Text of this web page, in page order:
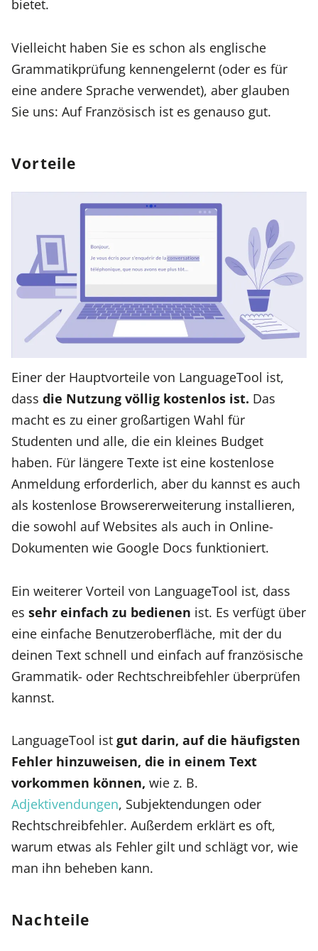
bietet.
Vielleicht haben Sie es schon als englische
Grammatikprüfung kennengelernt (oder es für
eine andere Sprache verwendet), aber glauben
Sie uns: Auf Französisch ist es genauso gut.
Vorteile
Einer der Hauptvorteile von LanguageTool ist,
dass die Nutzung völlig kostenlos ist. Das
macht es zu einer großartigen Wahl für
Studenten und alle, die ein kleines Budget
haben. Für längere Texte ist eine kostenlose
Anmeldung erforderlich, aber du kannst es auch
als kostenlose Browsererweiterung installieren,
die sowohl auf Websites als auch in Online-
Dokumenten wie Google Docs funktioniert.
Ein weiterer Vorteil von LanguageTool ist, dass
es sehr einfach zu bedienen ist. Es verfügt über
eine einfache Benutzeroberfläche, mit der du
deinen Text schnell und einfach auf französische
Grammatik- oder Rechtschreibfehler überprüfen
kannst.
LanguageTool ist gut darin, auf die häufigsten
Fehler hinzuweisen, die in einem Text
vorkommen können, wie z. B.
Adjektivendungen, Subjektendungen oder
Rechtschreibfehler. Außerdem erklärt es oft,
warum etwas als Fehler gilt und schlägt vor, wie
man ihn beheben kann.
Nachteile